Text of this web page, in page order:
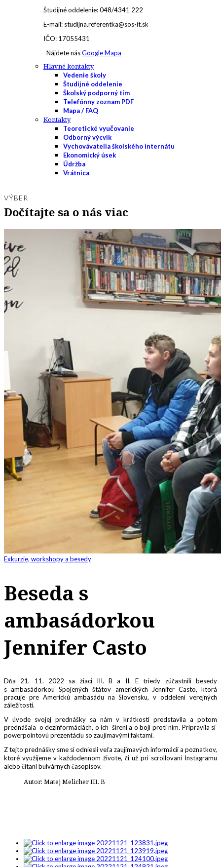
Študijné oddelenie: 048/4341 222
E-mail: studijna.referentka@sos-it.sk
IČO: 17055431
Nájdete násGoogle Mapa
Hlavné kontakty
Vedenie školy
Študijné oddelenie
Školský podporný tím
Telefónny zoznam PDF
Mapa / FAQ
Kontakty
Teoretické vyučovanie
Odborný výcvik
Vychovávatelia školského internátu
Ekonomický úsek
Údržba
Vrátnica
VÝBER
Dočítajte sa o nás viac
Exkurzie, workshopy a besedy
Beseda s
ambasádorkou
Jennifer Casto
Dňa 21. 11. 2022 sa žiaci III. B a II. E triedy zúčastnili besedy
s ambasádorkou Spojených štátov amerických Jennifer Casto, ktorá
pracuje pre Americkú ambasádu na Slovensku, v oddelení verejných
záležitostí.
V úvode svojej prednášky sa nám v krátkosti predstavila a potom
prednášala o dezinformáciách, o ich šírení a o boji proti nim. Pripravila si
powerpointovú prezentáciu so zaujímavými faktami.
Z tejto prednášky sme si odniesli veľa zaujímavých informácií a poznatkov,
ktoré využijeme v každodennom živote, či už pri scrollovaní Instagramu
alebo čítaní bulvárnych časopisov.
Autor: Matej Melicher III. B